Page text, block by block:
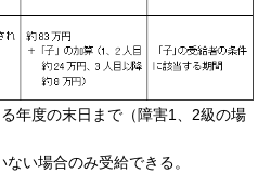
年度の末日まで（障害1、2級の場
ない場合のみ受給できる。